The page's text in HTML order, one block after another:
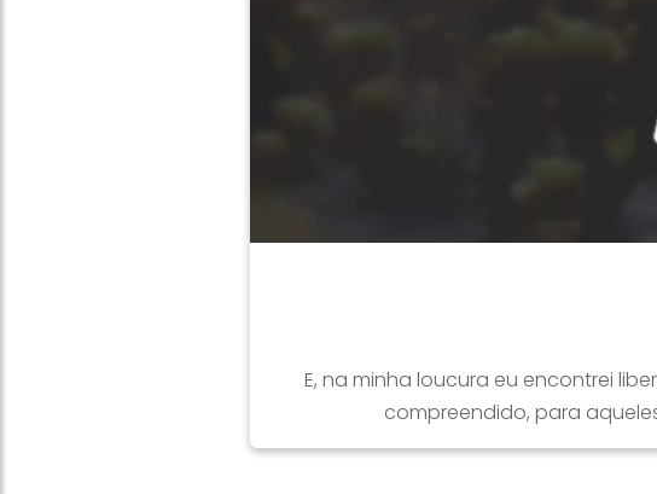
E, na minha loucura eu encontrei
compreendido, para